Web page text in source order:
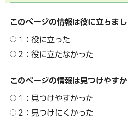
このページの情報は役に立ちまし
1：役に立った
2：役に立たなかった
このページの情報は見つけやす
1：見つけやすかった
2：見つけにくかった